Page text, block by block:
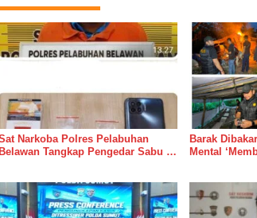
Narkoba Polres Pelabuhan
Tangkap Pengedar Sabu di
Barak
Mental